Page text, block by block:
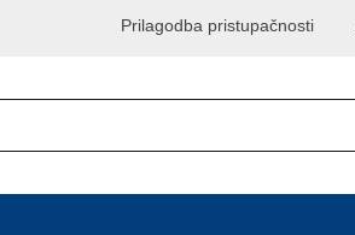
Prilagodba pristupačnosti